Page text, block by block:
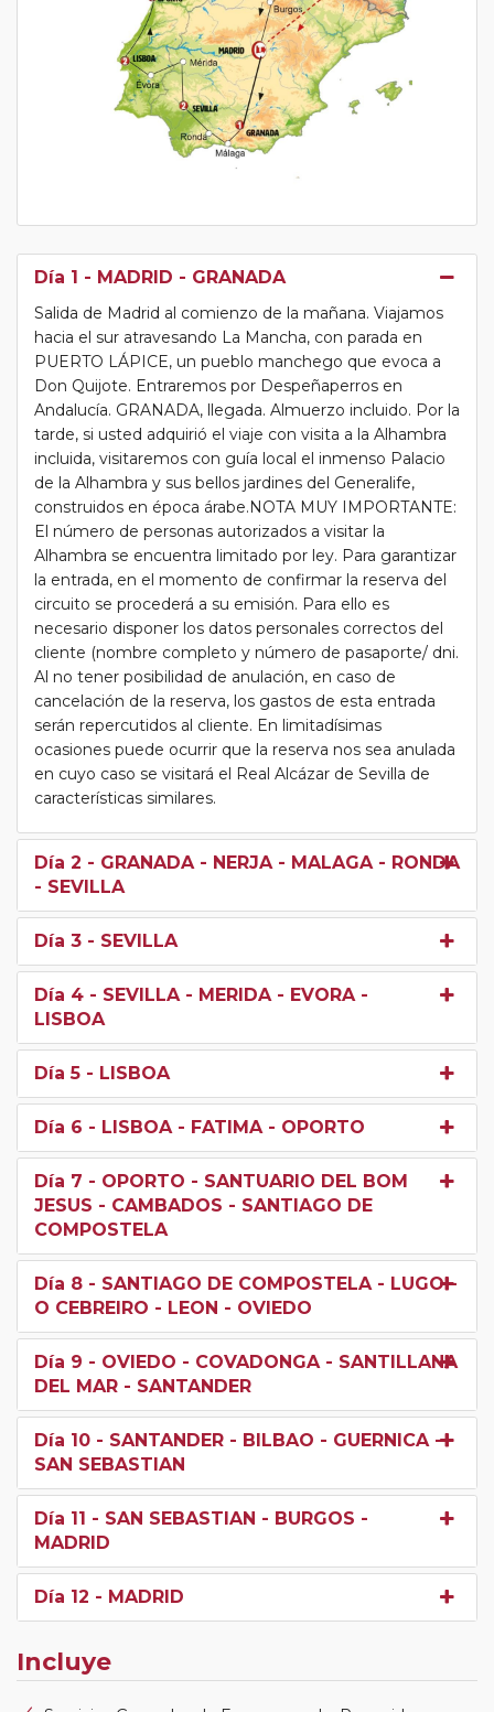
Día 1 - MADRID - GRANADA
Salida de Madrid al comienzo de la mañana. Viajamos
hacia el sur atravesando La Mancha, con parada en
PUERTO LÁPICE, un pueblo manchego que evoca a
Don Quijote. Entraremos por Despeñaperros en
Andalucía. GRANADA, llegada. Almuerzo incluido. Por la
tarde, si usted adquirió el viaje con visita a la Alhambra
incluida, visitaremos con guía local el inmenso Palacio
de la Alhambra y sus bellos jardines del Generalife,
construidos en época árabe.NOTA MUY IMPORTANTE:
El número de personas autorizados a visitar la
Alhambra se encuentra limitado por ley. Para garantizar
la entrada, en el momento de confirmar la reserva del
circuito se procederá a su emisión. Para ello es
necesario disponer los datos personales correctos del
cliente (nombre completo y número de pasaporte/ dni.
Al no tener posibilidad de anulación, en caso de
cancelación de la reserva, los gastos de esta entrada
serán repercutidos al cliente. En limitadísimas
ocasiones puede ocurrir que la reserva nos sea anulada
en cuyo caso se visitará el Real Alcázar de Sevilla de
características similares.
Día 2 - GRANADA - NERJA - MALAGA - RONDA
- SEVILLA
Día 3 - SEVILLA
Día 4 - SEVILLA - MERIDA - EVORA -
LISBOA
Día 5 - LISBOA
Día 6 - LISBOA - FATIMA - OPORTO
Día 7 - OPORTO - SANTUARIO DEL BOM
JESUS - CAMBADOS - SANTIAGO DE
COMPOSTELA
Día 8 - SANTIAGO DE COMPOSTELA - LUGO -
O CEBREIRO - LEON - OVIEDO
Día 9 - OVIEDO - COVADONGA - SANTILLANA
DEL MAR - SANTANDER
Día 10 - SANTANDER - BILBAO - GUERNICA -
SAN SEBASTIAN
Día 11 - SAN SEBASTIAN - BURGOS -
MADRID
Día 12 - MADRID
Incluye